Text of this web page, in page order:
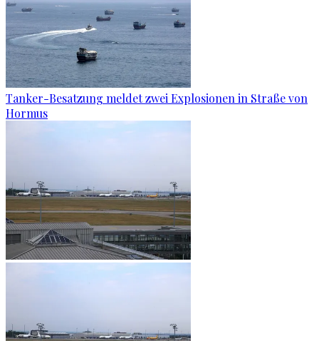
Tanker-Besatzung meldet zwei Explosionen in Straße von
Hormus